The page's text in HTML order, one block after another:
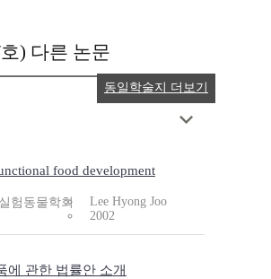
) 다른 논문
food development
험동물학회
Lee Hyong Joo
2002
에 관한 법률안 소개
동일학술지 더보기